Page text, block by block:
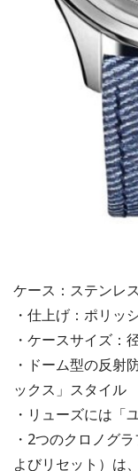
ケース：ステンレ
・仕上げ：ポリッ
・ケースサイズ：
・ドーム型の反射
ックス」スタイル
・リューズには「
・2つのクロノグ
よびリセット）は